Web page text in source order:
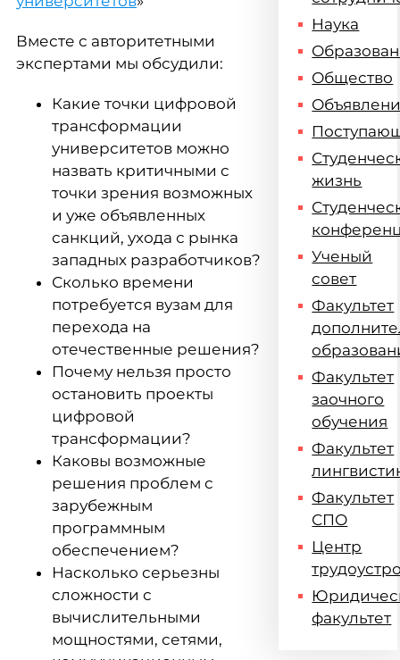
Вместе с авторитетными
экспертами мы обсудили:
Какие точки цифровой
трансформации
университетов можно
назвать критичными с
точки зрения возможных
и уже объявленных
санкций, ухода с рынка
западных разработчиков?
Сколько времени
потребуется вузам для
перехода на
отечественные решения?
Почему нельзя просто
остановить проекты
цифровой
трансформации?
Каковы возможные
решения проблем с
зарубежным
программным
обеспечением?
Насколько серьезны
сложности с
вычислительными
мощностями, сетями,
Наука
Общество
жизнь
Ученый
совет
Факультет
Факультет
заочного
обучения
Факультет
Факультет
СПО
Центр
факультет